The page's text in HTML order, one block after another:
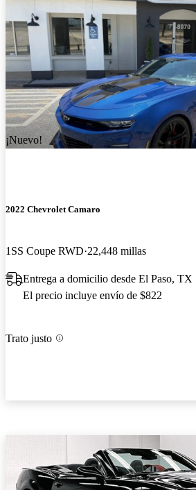
¡Nuevo!
2022 Chevrolet Camaro
1SS Coupe RWD 22,448 millas
Entrega a domicilio desde El Paso, TX
El precio incluye envío de $822
Trato justo